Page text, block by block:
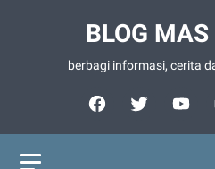
BLOG
berbagi informasi, cerita